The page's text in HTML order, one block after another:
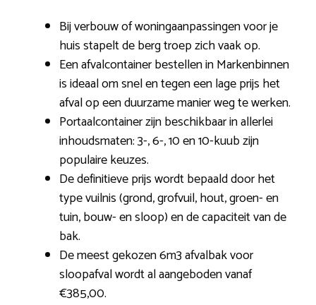
Bij verbouw of woningaanpassingen voor je
huis stapelt de berg troep zich vaak op.
Een afvalcontainer bestellen in Markenbinnen
is ideaal om snel en tegen een lage prijs het
afval op een duurzame manier weg te werken.
Portaalcontainer zijn beschikbaar in allerlei
inhoudsmaten: 3-, 6-, 10 en 10-kuub zijn
populaire keuzes.
De definitieve prijs wordt bepaald door het
type vuilnis (grond, grofvuil, hout, groen- en
tuin, bouw- en sloop) en de capaciteit van de
bak.
De meest gekozen 6m3 afvalbak voor
sloopafval wordt al aangeboden vanaf
€385,00.